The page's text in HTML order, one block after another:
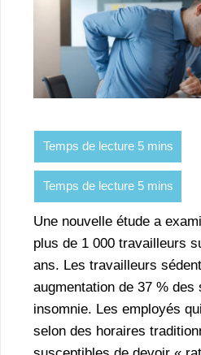
Une nouvelle étude a
plus de 1 000 travailleurs
ans. Les travailleurs
augmentation de 37 %
insomnie. Les employés
selon des horaires